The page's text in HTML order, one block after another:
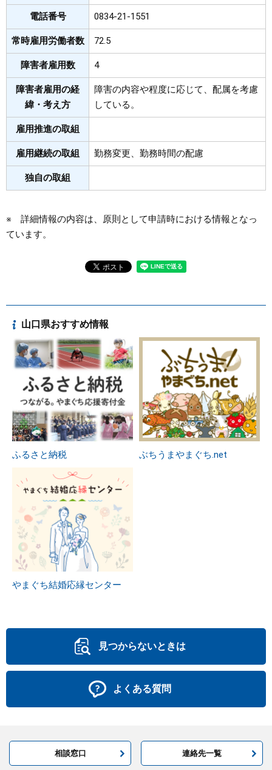
電話番号 0834-21-1551
常時雇用労働者数 72.5
障害者雇用数 4
障害者雇用の経
緯・考え方
障害の内容や程度に応じて、配属を考慮
している。
雇用推進の取組
雇用継続の取組 勤務変更、勤務時間の配慮
独自の取組
※ 詳細情報の内容は、原則として申請時における情報となっ
ています。
山口県おすすめ情報
ふるさと納税 ぶちうまやまぐち.net
やまぐち結婚応縁センター
見つからないときは
よくある質問
相談窓口 連絡先一覧